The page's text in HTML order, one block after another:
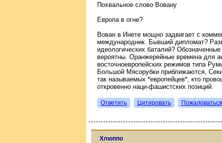
Похвальное слово Вовану
Европа в огне?
Вован в Инете мощно задвигает с
международник. Бывший дипломат?
идеологических баталий?
вероятны. Оранжерейные времена для
восточноевропейских режимов типа
Большой Мясорубки приближаются,
так называемых *европейцев*, кто
откровенно наци-фашистских позиций.
Ответить Цитировать Пожаловаться
Хлюппо